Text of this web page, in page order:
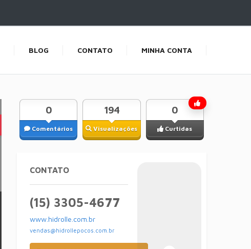
BLOG CONTATO MINHA CONTA
Comentários
0
Visualizações
194
Curtidas
0
CONTATO
(15) 3305-4677
www.hidrolle.com.br
vendas@hidrollepocos.com.br